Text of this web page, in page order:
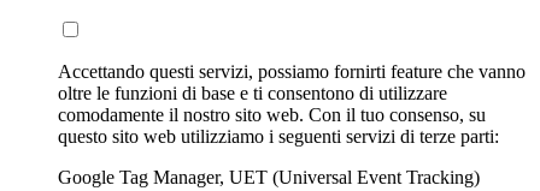
Accettando questi servizi, possiamo fornirti feature che vanno
oltre le funzioni di base e ti consentono di utilizzare
comodamente il nostro sito web. Con il tuo consenso, su
questo sito web utilizziamo i seguenti servizi di terze parti:
Google Tag Manager, UET (Universal Event Tracking)